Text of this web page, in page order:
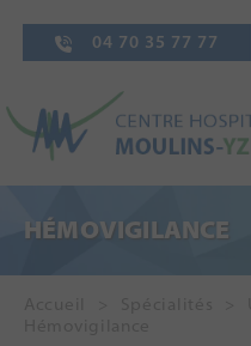
04 70 35 77 77
HÉMOVIGILANCE